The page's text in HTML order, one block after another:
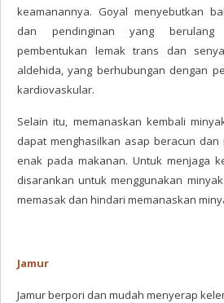
keamanannya. Goyal menyebutkan
dan pendinginan yang berulang
pembentukan lemak trans dan
aldehida, yang berhubungan dengan
kardiovaskular.
Selain itu, memanaskan kembali
dapat menghasilkan asap beracun
enak pada makanan. Untuk menjaga
disarankan untuk menggunakan
memasak dan hindari memanaskan
Jamur
Jamur berpori dan mudah menyerap